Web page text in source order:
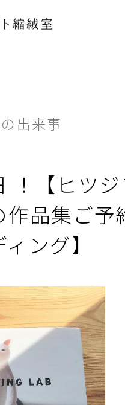
出来事
！【ヒツ
作品集ご予
ング】